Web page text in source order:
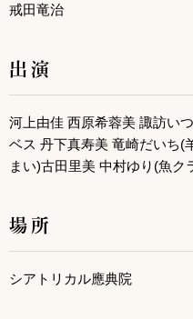
戒田竜治
出演
河上由佳 西原希蓉美 諏訪い
ベス 丹下真寿美 竜崎だいち(
まい)古田里美 中村ゆり(魚ク
場所
シアトリカル應典院